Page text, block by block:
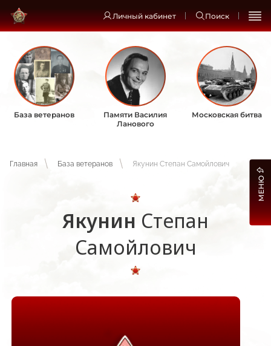
Личный кабинет Поиск
База ветеранов
Памяти Василия
Ланового
Московская битва
Главная База ветеранов Якунин Степан Самойлович
Якунин Степан
Самойлович
МЕНЮ